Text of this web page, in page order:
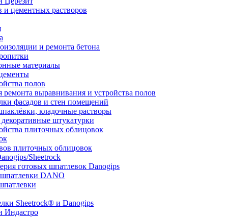
и цементных растворов
и ремонта бетона
материалы
полов
выравнивания и устройства полов
фасадов и стен помещений
кладочные растворы
штукатурки
плиточных облицовок
плиточных облицовок
Sheetrock
готовых шпатлевок Danogips
DANO
Sheetrock® и Danogips
Индастро